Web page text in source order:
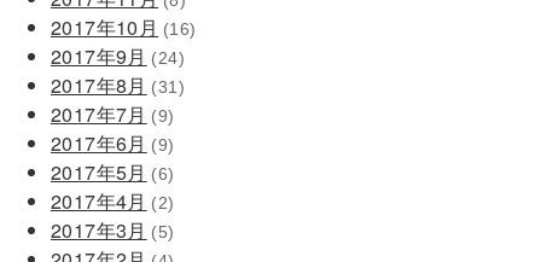
2017年10月 (16)
2017年9月 (24)
2017年8月 (31)
2017年7月 (9)
2017年6月 (9)
2017年5月 (6)
2017年4月 (2)
2017年3月 (5)